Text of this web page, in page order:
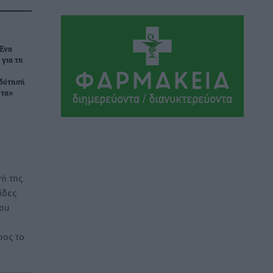
τη
της
το
Πολιτιστικά• πριν 2 ώρες
Τη χρηματοδότηση των καμένων
εκτάσεων στην Κάλυμνο, των
αναγκαίων αντιπλημμυρικών και
αντιδιαβρωτικών έργων και την άμεση
ενίσχυση αγροτών και κτηνοτρόφων